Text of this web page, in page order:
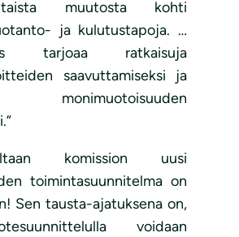
muutosta kohti
ja kulutustapoja. …
tarjoaa ratkaisuja
saavuttamiseksi ja
monimuotoisuuden
komission uusi
toimintasuunnitelma on
Sen tausta-ajatuksena on,
voidaan